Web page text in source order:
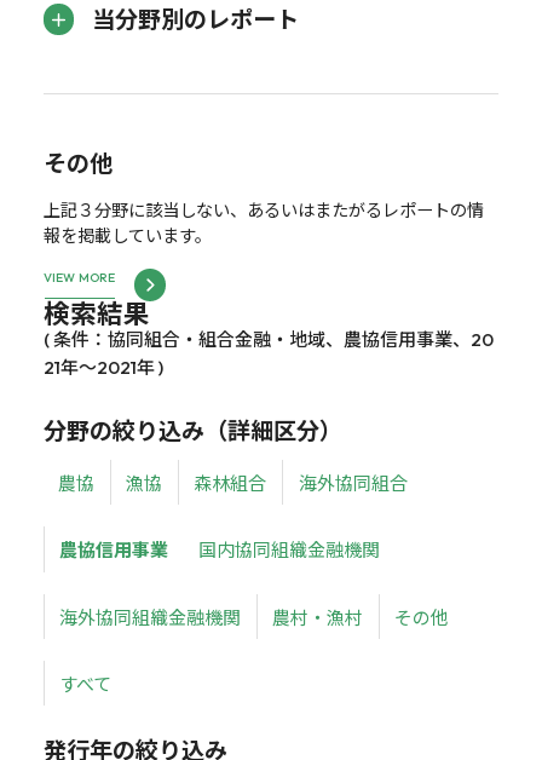
当分野別のレポート
その他
上記３分野に該当しない、あるいはまたがるレポートの情
報を掲載しています。
VIEW MORE
検索結果
( 条件：協同組合・組合金融・地域、農協信用事業、20
21年～2021年 )
分野の絞り込み（詳細区分）
農協 漁協 森林組合 海外協同組合
農協信用事業 国内協同組織金融機関
海外協同組織金融機関 農村・漁村 その他
すべて
発行年の絞り込み